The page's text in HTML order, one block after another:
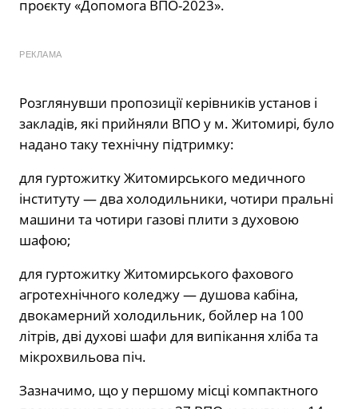
проєкту «Допомога ВПО-2023».
РЕКЛАМА
Розглянувши пропозиції керівників установ і
закладів, які прийняли ВПО у м. Житомирі, було
надано таку технічну підтримку:
для гуртожитку Житомирського медичного
інституту — два холодильники, чотири пральні
машини та чотири газові плити з духовою
шафою;
для гуртожитку Житомирського фахового
агротехнічного коледжу — душова кабіна,
двокамерний холодильник, бойлер на 100
літрів, дві духові шафи для випікання хліба та
мікрохвильова піч.
Зазначимо, що у першому місці компактного